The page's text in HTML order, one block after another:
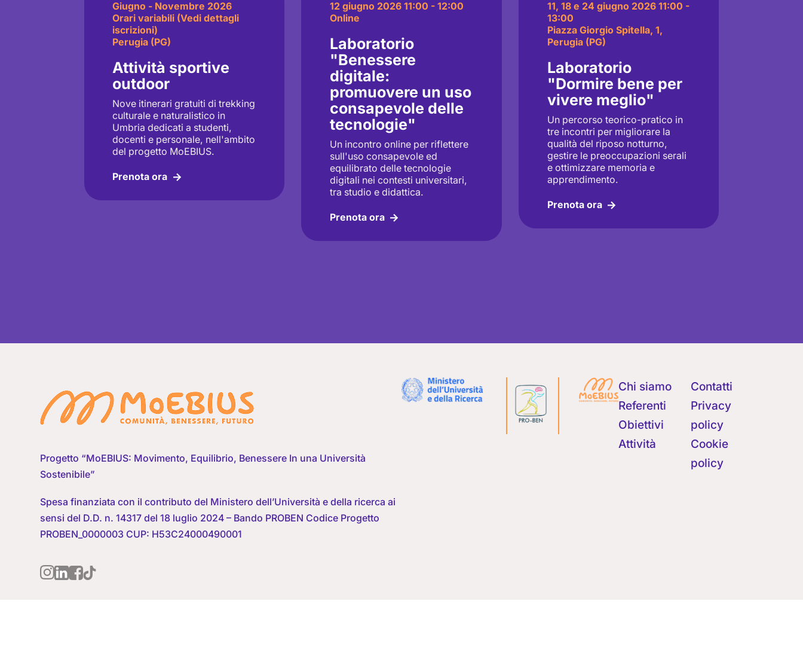
Giugno - Novembre 2026
Orari variabili (Vedi dettagli
iscrizioni)
Perugia (PG)
Attività sportive
outdoor
Nove itinerari gratuiti di trekking
culturale e naturalistico in
Umbria dedicati a studenti,
docenti e personale, nell'ambito
del progetto MoEBIUS.
Prenota ora
12 giugno 2026 11:00 - 12:00
Online
Laboratorio
"Benessere
digitale:
promuovere un uso
consapevole delle
tecnologie"
Un incontro online per riflettere
sull'uso consapevole ed
equilibrato delle tecnologie
digitali nei contesti universitari,
tra studio e didattica.
Prenota ora
11, 18 e 24 giugno 2026 11:00 -
13:00
Piazza Giorgio Spitella, 1,
Perugia (PG)
Laboratorio
"Dormire bene per
vivere meglio"
Un percorso teorico-pratico in
tre incontri per migliorare la
qualità del riposo notturno,
gestire le preoccupazioni serali
e ottimizzare memoria e
apprendimento.
Prenota ora
Progetto “MoEBIUS: Movimento, Equilibrio, Benessere In una Università
Sostenibile”
Spesa finanziata con il contributo del Ministero dell’Università e della ricerca ai
sensi del D.D. n. 14317 del 18 luglio 2024 – Bando PROBEN Codice Progetto
PROBEN_0000003 CUP: H53C24000490001
Chi siamo
Referenti
Obiettivi
Attività
Contatti
Privacy
policy
Cookie
policy